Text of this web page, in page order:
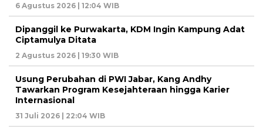
6 Agustus 2026 | 12:04 WIB
Dipanggil ke Purwakarta, KDM Ingin Kampung Adat
Ciptamulya Ditata
2 Agustus 2026 | 19:30 WIB
Usung Perubahan di PWI Jabar, Kang Andhy
Tawarkan Program Kesejahteraan hingga Karier
Internasional
31 Juli 2026 | 22:04 WIB